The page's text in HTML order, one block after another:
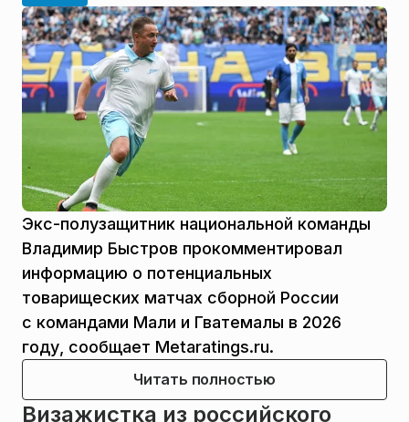
Экс-полузащитник национальной команды
Владимир Быстров прокомментировал
информацию о потенциальных
товарищеских матчах сборной России
с командами Мали и Гватемалы в 2026
году, сообщает Metaratings.ru.
Читать полностью
Визажистка из российского